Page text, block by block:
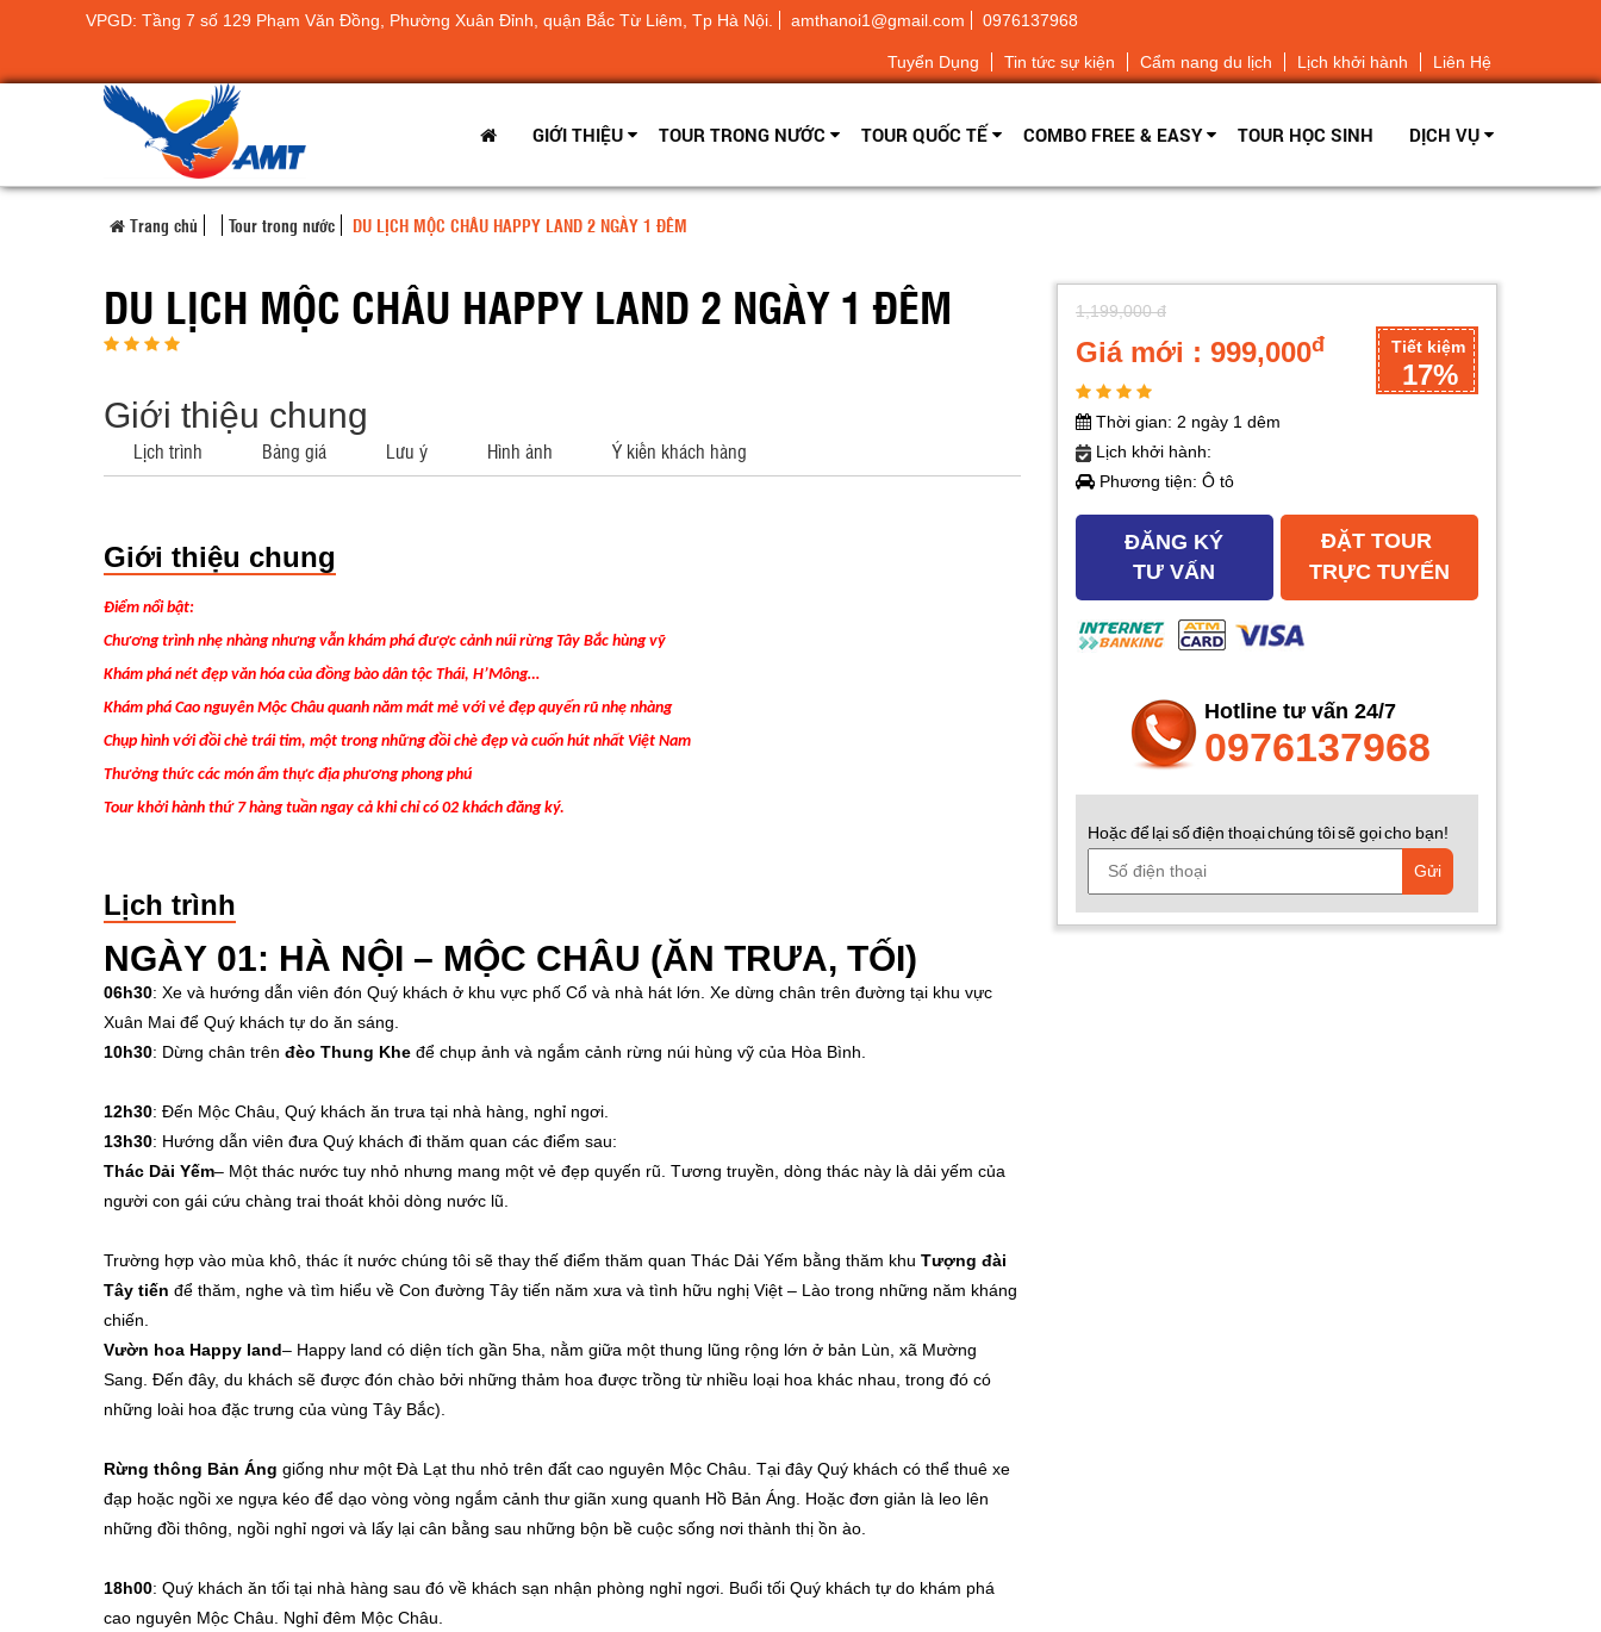
VPGD: Tầng 7 số 129 Phạm Văn Đồng, Phường Xuân Đỉnh, quận Bắc Từ Liêm, Tp Hà Nội. amthanoi1@gmail.com 0976137968
Tuyển Dụng Tin tức sự kiện Cẩm nang du lịch Lịch khởi hành Liên Hệ
GIỚI THIỆU TOUR TRONG NƯỚC TOUR QUỐC TẾ COMBO FREE & EASY TOUR HỌC SINH DỊCH VỤ
Trang chủ Tour trong nước DU LỊCH MỘC CHÂU HAPPY LAND 2 NGÀY 1 ĐÊM
DU LỊCH MỘC CHÂU HAPPY LAND 2 NGÀY 1 ĐÊM
Giới thiệu chung
Lịch trình Bảng giá Lưu ý Hình ảnh Ý kiến khách hàng
Giới thiệu chung
Điểm nổi bật:
Chương trình nhẹ nhàng nhưng vẫn khám phá được cảnh núi rừng Tây Bắc hùng vỹ
Khám phá nét đẹp văn hóa của đồng bào dân tộc Thái, H’Mông…
Khám phá Cao nguyên Mộc Châu quanh năm mát mẻ với vẻ đẹp quyến rũ nhẹ nhàng
Chụp hình với đồi chè trái tim, một trong những đồi chè đẹp và cuốn hút nhất Việt Nam
Thưởng thức các món ẩm thực địa phương phong phú
Tour khởi hành thứ 7 hàng tuần ngay cả khi chỉ có 02 khách đăng ký.
Lịch trình
NGÀY 01: HÀ NỘI – MỘC CHÂU (ĂN TRƯA, TỐI)
06h30: Xe và hướng dẫn viên đón Quý khách ở khu vực phố Cổ và nhà hát lớn. Xe dừng chân trên đường tại khu vực
Xuân Mai để Quý khách tự do ăn sáng.
10h30: Dừng chân trên đèo Thung Khe để chụp ảnh và ngắm cảnh rừng núi hùng vỹ của Hòa Bình.
12h30: Đến Mộc Châu, Quý khách ăn trưa tại nhà hàng, nghỉ ngơi.
13h30: Hướng dẫn viên đưa Quý khách đi thăm quan các điểm sau:
Thác Dải Yếm– Một thác nước tuy nhỏ nhưng mang một vẻ đẹp quyến rũ. Tương truyền, dòng thác này là dải yếm của
người con gái cứu chàng trai thoát khỏi dòng nước lũ.
Trường hợp vào mùa khô, thác ít nước chúng tôi sẽ thay thế điểm thăm quan Thác Dải Yếm bằng thăm khu Tượng đài
Tây tiến để thăm, nghe và tìm hiểu về Con đường Tây tiến năm xưa và tình hữu nghị Việt – Lào trong những năm kháng
chiến.
Vườn hoa Happy land– Happy land có diện tích gần 5ha, nằm giữa một thung lũng rộng lớn ở bản Lùn, xã Mường
Sang. Đến đây, du khách sẽ được đón chào bởi những thảm hoa được trồng từ nhiều loại hoa khác nhau, trong đó có
những loài hoa đặc trưng của vùng Tây Bắc).
Rừng thông Bản Áng giống như một Đà Lạt thu nhỏ trên đất cao nguyên Mộc Châu. Tại đây Quý khách có thể thuê xe
đạp hoặc ngồi xe ngựa kéo để dạo vòng vòng ngắm cảnh thư giãn xung quanh Hồ Bản Áng. Hoặc đơn giản là leo lên
những đồi thông, ngồi nghỉ ngơi và lấy lại cân bằng sau những bộn bề cuộc sống nơi thành thị ồn ào.
18h00: Quý khách ăn tối tại nhà hàng sau đó về khách sạn nhận phòng nghỉ ngơi. Buổi tối Quý khách tự do khám phá
cao nguyên Mộc Châu. Nghỉ đêm Mộc Châu.
1,199,000 đ
Giá mới : 999,000đ Tiết kiệm
17%
Thời gian: 2 ngày 1 dêm
Lịch khởi hành:
Phương tiện: Ô tô
ĐĂNG KÝ
TƯ VẤN
ĐẶT TOUR
TRỰC TUYẾN
Hotline tư vấn 24/7
0976137968
Hoặc để lại số điện thoại chúng tôi sẽ gọi cho bạn!
Gửi